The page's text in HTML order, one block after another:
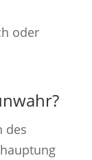
oder
des